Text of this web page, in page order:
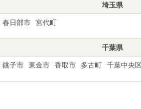
埼玉県
春日部市 宮代町
千葉県
銚子市 東金市 香取市 多古町 千葉中央